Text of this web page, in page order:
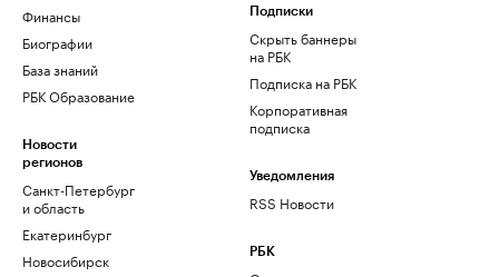
Финансы
Биографии
База знаний
РБК Образование
Новости
регионов
Санкт-Петербург
и область
Екатеринбург
Новосибирск
Подписки
Скрыть баннеры
на РБК
Подписка на РБК
Корпоративная
подписка
Уведомления
RSS Новости
РБК